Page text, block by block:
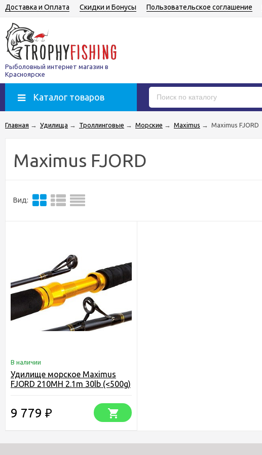
Доставка и Оплата Скидки и Бонусы Пользовательское соглашение
Рыболовный интернет магазин в
Красноярске
Каталог товаров
Главная → Удилища → Троллинговые → Морские → Maximus → Maximus FJORD
Maximus FJORD
Вид:
В наличии
Удилище морское Maximus
FJORD 210MH 2.1m 30lb (<500g)
9 779 ₽